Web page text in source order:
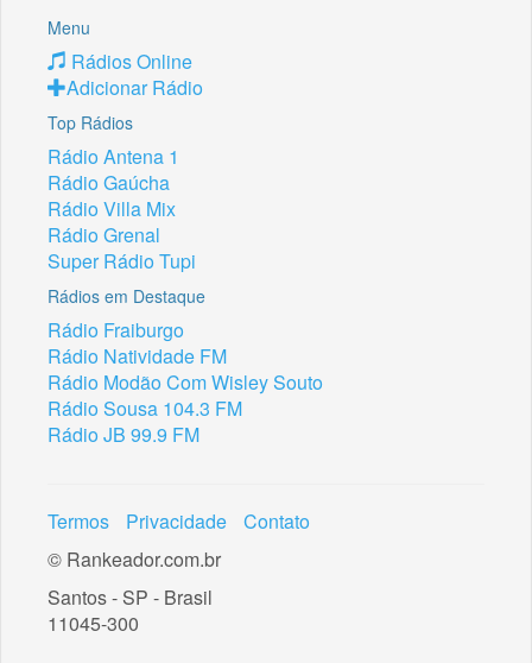
Menu
Rádios Online
Adicionar Rádio
Top Rádios
Rádio Antena 1
Rádio Gaúcha
Rádio Villa Mix
Rádio Grenal
Super Rádio Tupi
Rádios em Destaque
Rádio Fraiburgo
Rádio Natividade FM
Rádio Modão Com Wisley Souto
Rádio Sousa 104.3 FM
Rádio JB 99.9 FM
Termos Privacidade
Contato
© Rankeador.com.br
Santos - SP - Brasil
11045-300